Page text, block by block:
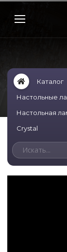
Каталог
Настольные
Настольная
Crystal